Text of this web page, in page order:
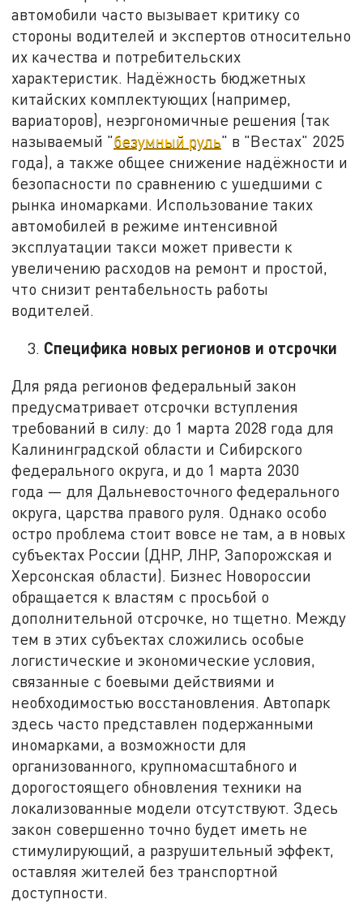
автомобили часто вызывает критику со
стороны водителей и экспертов относительно
их качества и потребительских
характеристик. Надёжность бюджетных
китайских комплектующих (например,
вариаторов), неэргономичные решения (так
называемый "безумный руль" в "Вестах" 2025
года), а также общее снижение надёжности и
безопасности по сравнению с ушедшими с
рынка иномарками. Использование таких
автомобилей в режиме интенсивной
эксплуатации такси может привести к
увеличению расходов на ремонт и простой,
что снизит рентабельность работы
водителей.
Специфика новых регионов и отсрочки
Для ряда регионов федеральный закон
предусматривает отсрочки вступления
требований в силу: до 1 марта 2028 года для
Калининградской области и Сибирского
федерального округа, и до 1 марта 2030
года — для Дальневосточного федерального
округа, царства правого руля. Однако особо
остро проблема стоит вовсе не там, а в новых
субъектах России (ДНР, ЛНР, Запорожская и
Херсонская области). Бизнес Новороссии
обращается к властям с просьбой о
дополнительной отсрочке, но тщетно. Между
тем в этих субъектах сложились особые
логистические и экономические условия,
связанные с боевыми действиями и
необходимостью восстановления. Автопарк
здесь часто представлен подержанными
иномарками, а возможности для
организованного, крупномасштабного и
дорогостоящего обновления техники на
локализованные модели отсутствуют. Здесь
закон совершенно точно будет иметь не
стимулирующий, а разрушительный эффект,
оставляя жителей без транспортной
доступности.